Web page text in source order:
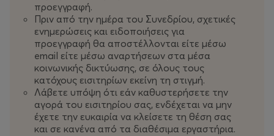
προεγγραφή.
Πριν από την ημέρα του Συνεδρίου, σχετικές
ενημερώσεις και ειδοποιήσεις για
προεγγραφή θα αποστέλλονται είτε μέσω
email είτε μέσω αναρτήσεων στα μέσα
κοινωνικής δικτύωσης, σε όλους τους
κατόχους εισιτηρίων εκείνη τη στιγμή.
Λάβετε υπόψη ότι εάν καθυστερήσετε την
αγορά του εισιτηρίου σας, ενδέχεται να μην
έχετε την ευκαιρία να κλείσετε τη θέση σας
και σε κανένα από τα διαθέσιμα εργαστήρια.